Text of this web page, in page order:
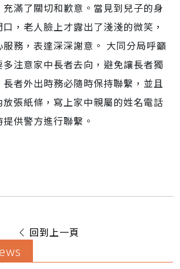
滿了關切和歉意。當見到兒子的身
，老人臉上才露出了淺淺的微笑，
務，表達深深謝意。 大同分局呼籲
注意家中長者去向，避免讓長者獨
者外出時務必隨時保持聯繫，並且
張紙條，寫上家中親屬的姓名電話
供警方進行聯繫。
回到上一頁